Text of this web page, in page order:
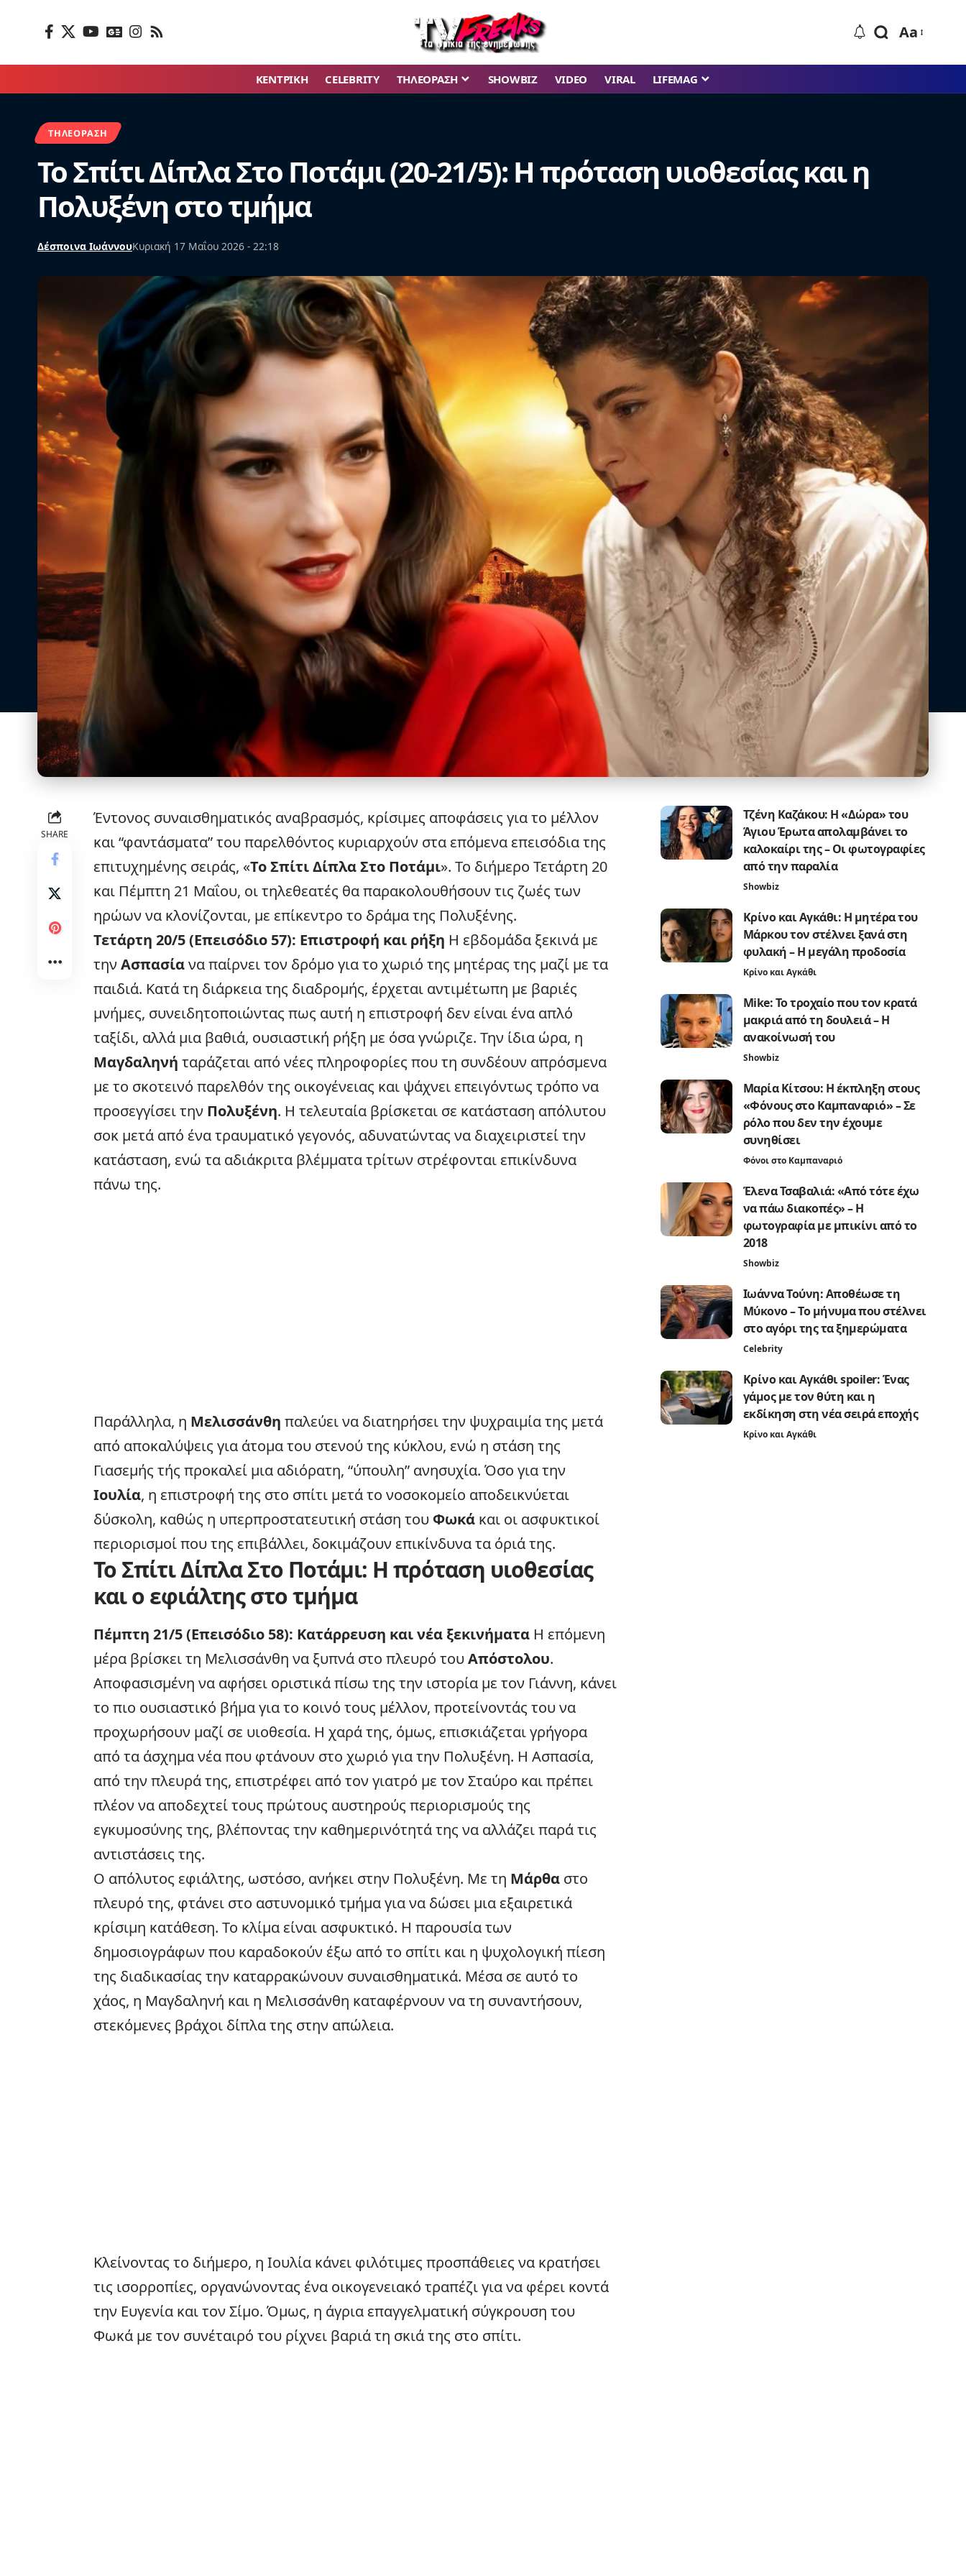
Aa
ΚΕΝΤΡΙΚΗ CELEBRITY ΤΗΛΕΟΡΑΣΗ SHOWBIZ VIDEO VIRAL LIFEMAG
ΤΗΛΕΌΡΑΣΗ
Το Σπίτι Δίπλα Στο Ποτάμι (20-21/5): Η πρόταση υιοθεσίας και η
Πολυξένη στο τμήμα
Δέσποινα ΙωάννουΚυριακή 17 Μαΐου 2026 - 22:18
SHARE
Έντονος συναισθηματικός αναβρασμός, κρίσιμες αποφάσεις για το μέλλον
και “φαντάσματα” του παρελθόντος κυριαρχούν στα επόμενα επεισόδια της
επιτυχημένης σειράς, «Το Σπίτι Δίπλα Στο Ποτάμι». Το διήμερο Τετάρτη 20
και Πέμπτη 21 Μαΐου, οι τηλεθεατές θα παρακολουθήσουν τις ζωές των
ηρώων να κλονίζονται, με επίκεντρο το δράμα της Πολυξένης.
Τετάρτη 20/5 (Επεισόδιο 57): Επιστροφή και ρήξη Η εβδομάδα ξεκινά με
την Ασπασίανα παίρνει τον δρόμο για το χωριό της μητέρας της μαζί με τα
παιδιά. Κατά τη διάρκεια της διαδρομής, έρχεται αντιμέτωπη με βαριές
μνήμες, συνειδητοποιώντας πως αυτή η επιστροφή δεν είναι ένα απλό
ταξίδι, αλλά μια βαθιά, ουσιαστική ρήξη με όσα γνώριζε. Την ίδια ώρα, η
Μαγδαληνή ταράζεται από νέες πληροφορίες που τη συνδέουν απρόσμενα
με το σκοτεινό παρελθόν της οικογένειας και ψάχνει επειγόντως τρόπο να
προσεγγίσει την Πολυξένη. Η τελευταία βρίσκεται σε κατάσταση απόλυτου
σοκ μετά από ένα τραυματικό γεγονός, αδυνατώντας να διαχειριστεί την
κατάσταση, ενώ τα αδιάκριτα βλέμματα τρίτων στρέφονται επικίνδυνα
πάνω της.
Παράλληλα, η Μελισσάνθη παλεύει να διατηρήσει την ψυχραιμία της μετά
από αποκαλύψεις για άτομα του στενού της κύκλου, ενώ η στάση της
Γιασεμής τής προκαλεί μια αδιόρατη, “ύπουλη” ανησυχία. Όσο για την
Ιουλία, η επιστροφή της στο σπίτι μετά το νοσοκομείο αποδεικνύεται
δύσκολη, καθώς η υπερπροστατευτική στάση του Φωκά και οι ασφυκτικοί
περιορισμοί που της επιβάλλει, δοκιμάζουν επικίνδυνα τα όριά της.
Το Σπίτι Δίπλα Στο Ποτάμι: Η πρόταση υιοθεσίας
και ο εφιάλτης στο τμήμα
Πέμπτη 21/5 (Επεισόδιο 58): Κατάρρευση και νέα ξεκινήματα Η επόμενη
μέρα βρίσκει τη Μελισσάνθη να ξυπνά στο πλευρό τουΑπόστολου.
Αποφασισμένη να αφήσει οριστικά πίσω της την ιστορία με τον Γιάννη, κάνει
το πιο ουσιαστικό βήμα για το κοινό τους μέλλον, προτείνοντάς του να
προχωρήσουν μαζί σε υιοθεσία. Η χαρά της, όμως, επισκιάζεται γρήγορα
από τα άσχημα νέα που φτάνουν στο χωριό για την Πολυξένη. Η Ασπασία,
από την πλευρά της, επιστρέφει από τον γιατρό με τον Σταύρο και πρέπει
πλέον να αποδεχτεί τους πρώτους αυστηρούς περιορισμούς της
εγκυμοσύνης της, βλέποντας την καθημερινότητά της να αλλάζει παρά τις
αντιστάσεις της.
Ο απόλυτος εφιάλτης, ωστόσο, ανήκει στην Πολυξένη. Με τη Μάρθα στο
πλευρό της, φτάνει στο αστυνομικό τμήμα για να δώσει μια εξαιρετικά
κρίσιμη κατάθεση. Το κλίμα είναι ασφυκτικό. Η παρουσία των
δημοσιογράφων που καραδοκούν έξω από το σπίτι και η ψυχολογική πίεση
της διαδικασίας την καταρρακώνουν συναισθηματικά. Μέσα σε αυτό το
χάος, η Μαγδαληνή και η Μελισσάνθη καταφέρνουν να τη συναντήσουν,
στεκόμενες βράχοι δίπλα της στην απώλεια.
Κλείνοντας το διήμερο, η Ιουλία κάνει φιλότιμες προσπάθειες να κρατήσει
τις ισορροπίες, οργανώνοντας ένα οικογενειακό τραπέζι για να φέρει κοντά
την Ευγενία και τον Σίμο. Όμως, η άγρια επαγγελματική σύγκρουση του
Φωκά με τον συνέταιρό του ρίχνει βαριά τη σκιά της στο σπίτι.
Τζένη Καζάκου: Η «Δώρα» του
Άγιου Έρωτα απολαμβάνει το
καλοκαίρι της – Οι φωτογραφίες
από την παραλία
Showbiz
Κρίνο και Αγκάθι: Η μητέρα του
Μάρκου τον στέλνει ξανά στη
φυλακή – Η μεγάλη προδοσία
Κρίνο και Αγκάθι
Mike: Το τροχαίο που τον κρατά
μακριά από τη δουλειά – Η
ανακοίνωσή του
Showbiz
Μαρία Κίτσου: Η έκπληξη στους
«Φόνους στο Καμπαναριό» – Σε
ρόλο που δεν την έχουμε
συνηθίσει
Φόνοι στο Καμπαναριό
Έλενα Τσαβαλιά: «Από τότε έχω
να πάω διακοπές» – Η
φωτογραφία με μπικίνι από το
2018
Showbiz
Ιωάννα Τούνη: Αποθέωσε τη
Μύκονο – Το μήνυμα που στέλνει
στο αγόρι της τα ξημερώματα
Celebrity
Κρίνο και Αγκάθι spoiler: Ένας
γάμος με τον θύτη και η
εκδίκηση στη νέα σειρά εποχής
Κρίνο και Αγκάθι